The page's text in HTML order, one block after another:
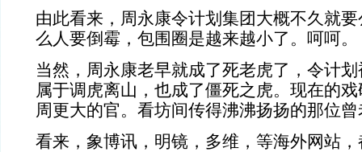
由此看来，周永康令计划集团大概不久就
么人要倒霉，包围圈是越来越小了。呵呵。
当然，周永康老早就成了死老虎了，令计
属于调虎离山，也成了僵死之虎。现在的
周更大的官。看坊间传得沸沸扬扬的那位
看来，象博讯，明镜，多维，等海外网站